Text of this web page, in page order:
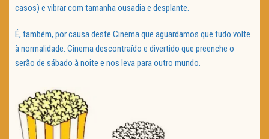
casos) e vibrar com tamanha ousadia e desplante.
É, também, por causa deste Cinema que aguardamos que tudo volte
à normalidade. Cinema descontraído e divertido que preenche o
serão de sábado à noite e nos leva para outro mundo.